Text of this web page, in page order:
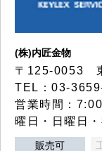
(株)内匠金物
〒125-0053
TEL：03-
営業時間：
曜日・日曜日・
販売可